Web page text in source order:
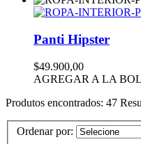
Panti Hipster
$49.900,00
AGREGAR A LA
Produtos encontrados: 47
Ordenar por: